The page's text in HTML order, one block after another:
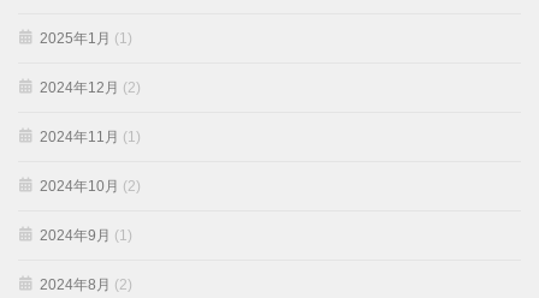
2025年1月 (1)
2024年12月 (2)
2024年11月 (1)
2024年10月 (2)
2024年9月 (1)
2024年8月 (2)